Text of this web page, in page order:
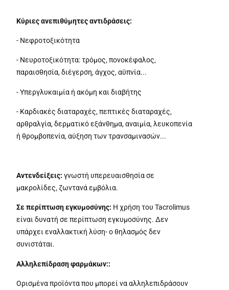
Κύριες ανεπιθύμητες αντιδράσεις:
- Νεφροτοξικότητα
- Νευροτοξικότητα: τρόμος, πονοκέφαλος,
παραισθησία, διέγερση, άγχος, αϋπνία...
- Υπεργλυκαιμία ή ακόμη και διαβήτης
- Καρδιακές διαταραχές, πεπτικές διαταραχές,
αρθραλγία, δερματικό εξάνθημα, αναιμία, λευκοπενία
ή θρομβοπενία, αύξηση των τρανσαμινασών...
Αντενδείξεις: γνωστή υπερευαισθησία σε
μακρολίδες, ζωντανά εμβόλια.
Σε περίπτωση εγκυμοσύνης: Η χρήση του Tacrolimus
είναι δυνατή σε περίπτωση εγκυμοσύνης. Δεν
υπάρχει εναλλακτική λύση- ο θηλασμός δεν
συνιστάται.
Αλληλεπίδραση φαρμάκων::
Ορισμένα προϊόντα που μπορεί να αλληλεπιδράσουν